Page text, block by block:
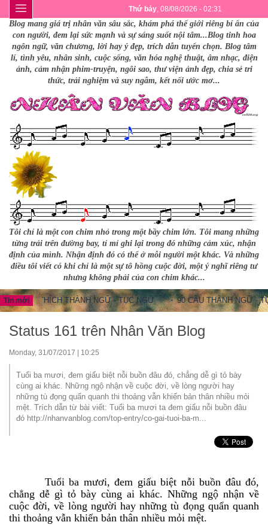
Thứ bảy, 08/08/2026 - 02:31
Blog mang giá trị nhân văn sâu sắc, khám phá thế giới riêng bí ẩn của
con người, đem lại sức mạnh và sự sáng suốt nội tâm...Blog tinh hoa
ngôn ngữ, văn chương, lời hay ý đẹp, trích dẫn tuyển chọn. Blog tâm
lí, tình yêu, nhân sinh, cuộc sống, văn hóa nghệ thuật, âm nhạc, điện
ảnh, cảm nhận phim-truyện, ngôi sao, thư viện ảnh đẹp, chia sẻ tri
thức, trải nghiệm và suy ngẫm, kết nối ước mơ...
Tôi chỉ là một con chim nhỏ trong một bầy chim lớn. Tôi mang những
từng trải trên đường bay, tỉ mỉ ghi lại trong đó những cảm xúc, nhận
định của mình. Nhận định đó có thể ở mỗi người một khác. Và những
điều tôi viết có khi chỉ là một sự tô hồng cuộc đời, một ý nghĩ riêng tư
nhưng không phải của con chim khác...
Tin mới
THÍCH THÀNH NGỮ - TỤC NGỮ 90 CÂU THÀNH NGỮ - TỤC NGỮ
Status 161 trên Nhân Văn Blog
Monday, 31/07/2017 | 10:25
Tuổi ba mươi, đem giấu biệt nỗi buồn đâu đó, chẳng dễ gì tỏ bày
cùng ai khác. Những ngộ nhận về cuộc đời, về lòng người hay
những tù đọng quẩn quanh thi thoảng vẫn khiến bản thân nhiều mỏi
mệt. Trích dẫn từ bài viết: Tuổi ba mươi ta đem giấu nỗi buồn đâu
đó http://nhanvanblog.com/top-entry/co-gai-tuoi-ba-m...
Tuổi ba mươi, đem giấu biệt nỗi buồn đâu đó,
chẳng dễ gì tỏ bày cùng ai khác. Những ngộ nhận về
cuộc đời, về lòng người hay những tù đọng quẩn quanh
thi thoảng vẫn khiến bản thân nhiều mỏi mệt.